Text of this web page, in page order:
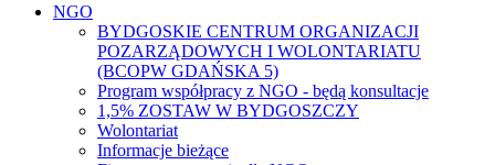
NGO
BYDGOSKIE CENTRUM ORGANIZACJI
POZARZĄDOWYCH I WOLONTARIATU
(BCOPW GDAŃSKA 5)
Program współpracy z NGO - będą konsultacje
1,5% ZOSTAW W BYDGOSZCZY
Wolontariat
Informacje bieżące